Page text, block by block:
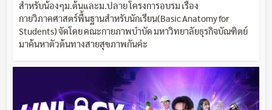
สำหรับน้องๆม.ต้นและม.ปลาย โครงการอบรม เรื่อง
กายวิภาคศาสตร์พื้นฐานสำหรับนักเรียน(Basic Anatomy for
Students) จัดโดย คณะกายภาพบำบัด มหาวิทยาลัยธุรกิจบัณฑิตย์
มาค้นหาตัวต้นทางสายสุขภาพกันค่ะ